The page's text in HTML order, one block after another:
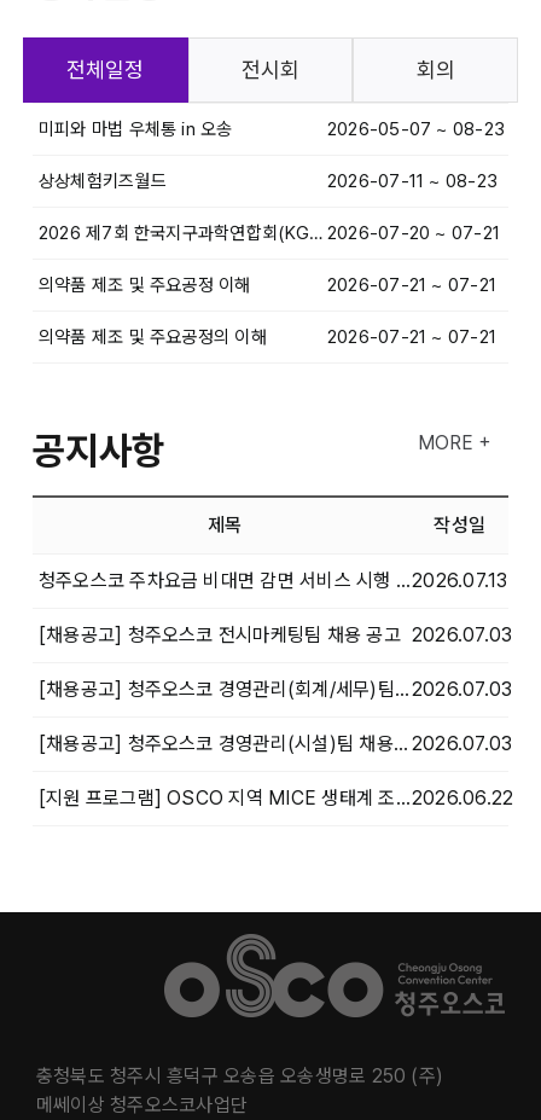
전체일정 전시회 회의
미피와 마법 우체통 in 오송 2026-05-07 ~ 08-23
상상체험키즈월드 2026-07-11 ~ 08-23
2026 제7회 한국지구과학연합회(KGU) 연례학술대회 2026-07-20 ~ 07-21
의약품 제조 및 주요공정 이해 2026-07-21 ~ 07-21
의약품 제조 및 주요공정의 이해 2026-07-21 ~ 07-21
공지사항 MORE +
제목 작성일
청주오스코 주차요금 비대면 감면 서비스 시행 안내2026.07.13
[채용공고] 청주오스코 전시마케팅팀 채용 공고 2026.07.03
[채용공고] 청주오스코 경영관리(회계/세무)팀 채용 공고2026.07.03
[채용공고] 청주오스코 경영관리(시설)팀 채용 공고 2026.07.03
[지원 프로그램] OSCO 지역 MICE 생태계 조성을 위한 상생협력 프로그램 안내2026.06.22
충청북도 청주시 흥덕구 오송읍 오송생명로 250 (주)
메쎄이상 청주오스코사업단